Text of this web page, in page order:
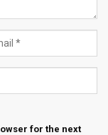
for the next